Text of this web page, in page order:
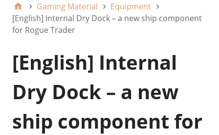
Gaming Material
Equipment
[English] Internal Dry Dock – a new ship component
for Rogue Trader
[English] Internal
Dry Dock – a new
ship component for